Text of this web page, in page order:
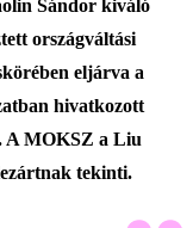
Sándor kiváló
országváltási
eljárva a
hivatkozott
A MOKSZ a Liu
tekinti.